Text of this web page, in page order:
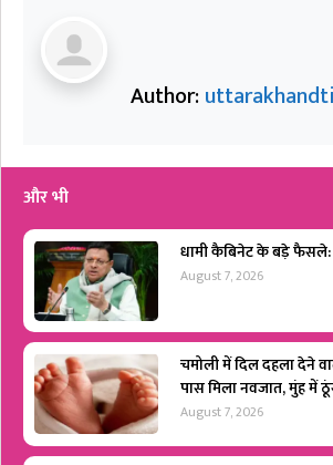
Author:
और भी
धामी कैबिनेट के बड़े फैसले:
August 7, 2026
चमोली में दिल दहला देने
पास मिला नवजात, मुंह में
August 7, 2026